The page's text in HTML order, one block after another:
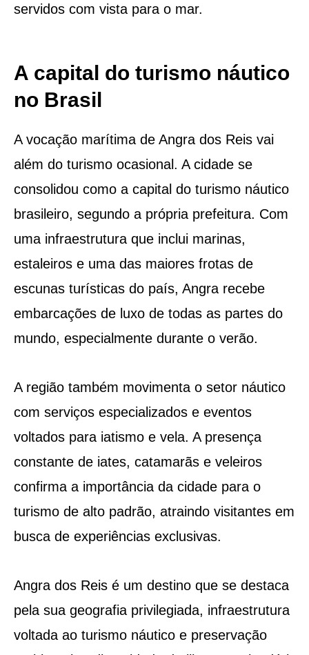
servidos com vista para o mar.
A capital do turismo náutico
no Brasil
A vocação marítima de Angra dos Reis vai
além do turismo ocasional. A cidade se
consolidou como a capital do turismo náutico
brasileiro, segundo a própria prefeitura. Com
uma infraestrutura que inclui marinas,
estaleiros e uma das maiores frotas de
escunas turísticas do país, Angra recebe
embarcações de luxo de todas as partes do
mundo, especialmente durante o verão.
A região também movimenta o setor náutico
com serviços especializados e eventos
voltados para iatismo e vela. A presença
constante de iates, catamarãs e veleiros
confirma a importância da cidade para o
turismo de alto padrão, atraindo visitantes em
busca de experiências exclusivas.
Angra dos Reis é um destino que se destaca
pela sua geografia privilegiada, infraestrutura
voltada ao turismo náutico e preservação